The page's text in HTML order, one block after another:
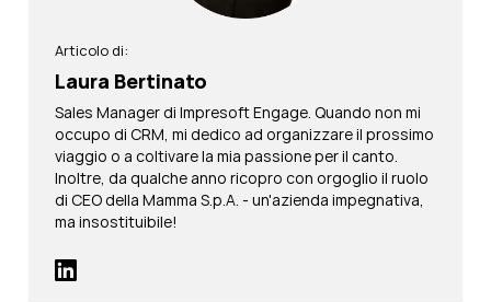
Articolo di:
Laura Bertinato
Sales Manager di Impresoft Engage. Quando non mi
occupo di CRM, mi dedico ad organizzare il prossimo
viaggio o a coltivare la mia passione per il canto.
Inoltre, da qualche anno ricopro con orgoglio il ruolo
di CEO della Mamma S.p.A. - un'azienda impegnativa,
ma insostituibile!